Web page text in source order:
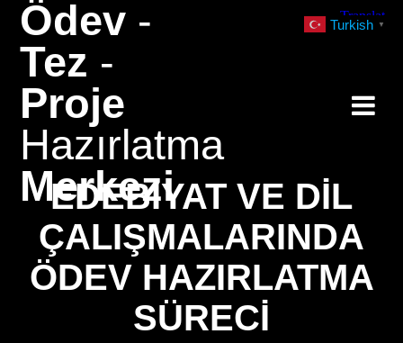
Ödev -
Tez -
Proje
Hazırlatma
Merkezi
EDEBIYAT VE DIL
ÇALIŞMALARINDA
ÖDEV HAZIRLATMA
SÜRECI
Turkish ▼